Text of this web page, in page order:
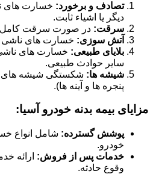
تصادف و برخورد: خسارت های
دیگر یا اشیاء ثابت.
سرقت: در صورت سرقت کامل
آتش سوزی: خسارت های ناشی
بلایای طبیعی: خسارت های
سایر حوادث طبیعی.
شیشه ها: شکستگی شیشه های
پنجره ها و آینه ها).
مزایای بیمه بدنه خودرو آسیا:
پوشش گسترده: شامل انواع
خودرو.
خدمات پس از فروش: ارائه
وقوع حادثه.